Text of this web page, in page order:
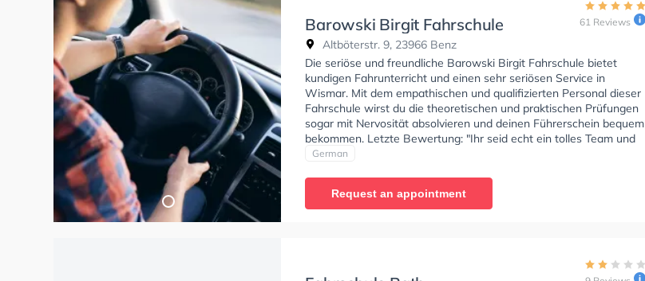
Barowski Birgit Fahrschule
Altböterstr. 9, 23966 Benz
61 Reviews
Die seriöse und freundliche Barowski Birgit Fahrschule bietet
kundigen Fahrunterricht und einen sehr seriösen Service in
Wismar. Mit dem empathischen und qualifizierten Personal dieser
Fahrschule wirst du die theoretischen und praktischen Prüfungen
sogar mit Nervosität absolvieren und deinen Führerschein bequem
bekommen. Letzte Bewertung: "Ihr seid echt ein tolles Team und
auch sehr empfehlenswert. 👍🤗 Ich kann's immer noch nicht so
Fahrlehrer Sven nochmals ein herzliches Dankeschön übermitteln
und das er mit mir so geduldig war. 😀 Vielen Dank für alles und
German
Request an appointment